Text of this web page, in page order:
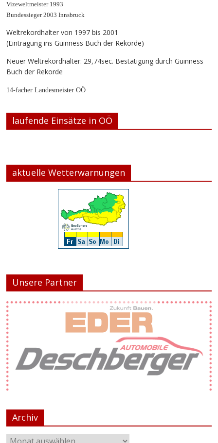
Vizeweltmeister 1993
Bundessieger 2003 Innsbruck
Weltrekordhalter von 1997 bis 2001
(Eintragung ins Guinness Buch der Rekorde)
Neuer Weltrekordhalter: 29,74sec. Bestätigung durch Guinness
Buch der Rekorde
14-facher Landesmeister OÖ
laufende Einsätze in OÖ
aktuelle Wetterwarnungen
Unsere Partner
Login